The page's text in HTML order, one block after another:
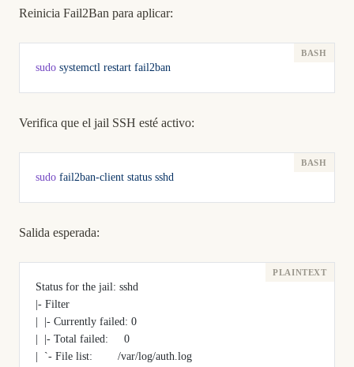
Reinicia Fail2Ban para aplicar:
sudo systemctl restart fail2ban
Verifica que el jail SSH esté activo:
sudo fail2ban-client status sshd
Salida esperada:
Status for the jail: sshd
|- Filter
|  |- Currently failed: 0
|  |- Total failed:     0
|  `- File list:        /var/log/auth.log